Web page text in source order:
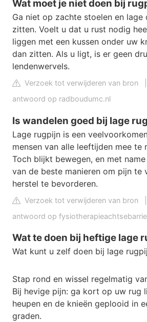
Wat moet je niet doen bij
Ga niet op zachte stoelen en lage
zitten. Voelt u dat u rust nodig
liggen met een kussen onder uw
dan zitten. Als u ligt, is er geen
lendenwervels.
Verzoek tot verwijderen van bron
antwoord op radboudumc.nl
Is wandelen goed bij lage
Lage rugpijn is een
mensen van alle leeftijden mee te
Toch blijkt bewegen, en met
van de beste manieren om pijn te
herstel te bevorderen.
Verzoek tot verwijderen van bron
antwoord op
Wat te doen bij heftige lage
Wat kunt u zelf doen bij lage
Stap rond en wissel regelmatig
Bij hevige pijn: ga kort op uw rug
heupen en de knieën geplooid in
graden.